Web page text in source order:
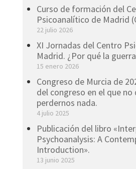
Curso de formación del
Psicoanalítico de Madrid
22 julio 2026
XI Jornadas del Centro
Madrid. ¿Por qué la
15 enero 2026
Congreso de Murcia de
del congreso en el que no
perdernos nada.
4 julio 2025
Publicación del libro
Psychoanalysis: A
Introduction».
13 junio 2025